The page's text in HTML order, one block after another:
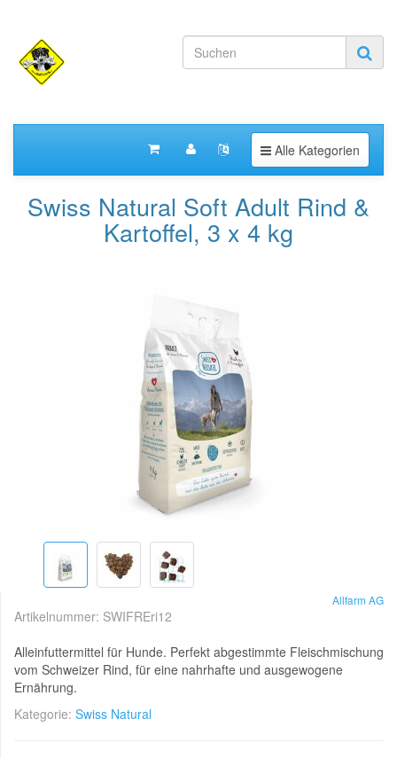
Toggle navigation
Alle Kategorien
Swiss Natural Soft Adult Rind &
Kartoffel, 3 x 4 kg
Allfarm AG
Artikelnummer: SWIFREri12
Alleinfuttermittel für Hunde. Perfekt abgestimmte Fleischmischung
vom Schweizer Rind, für eine nahrhafte und ausgewogene
Ernährung.
Kategorie: Swiss Natural